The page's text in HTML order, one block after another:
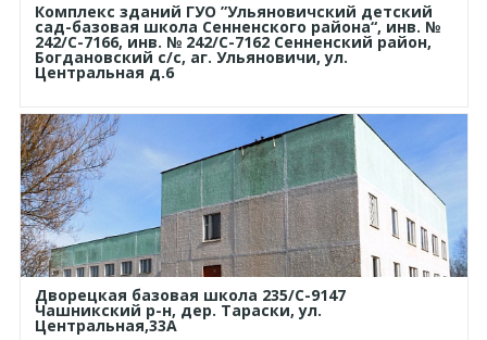
Комплекс зданий ГУО ”Ульяновичский детский
сад-базовая школа Сенненского района“, инв. №
242/С-7166, инв. № 242/С-7162 Сенненский район,
Богдановский с/с, аг. Ульяновичи, ул.
Центральная д.6
Дворецкая базовая школа 235/С-9147
Чашникский р-н, дер. Тараски, ул.
Центральная,33А